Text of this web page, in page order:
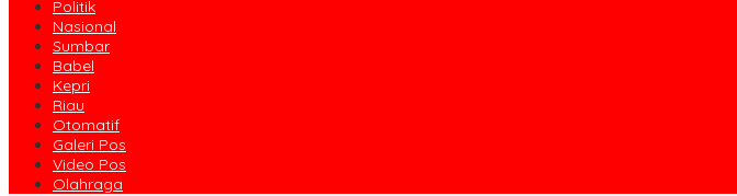
Politik
Nasional
Sumbar
Babel
Kepri
Riau
Otomatif
Galeri Pos
Video Pos
Olahraga